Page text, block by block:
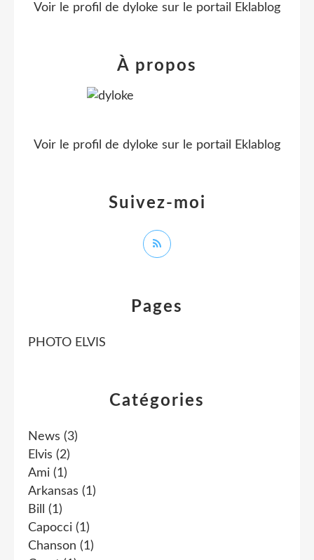
Catégories
News (3)
Elvis (2)
Ami (1)
Arkansas (1)
Bill
(1)
Capocci (1)
Chanson (1)
Pages
PHOTO ELVIS
Voir le profil de dyloke sur le portail Eklablog
Suivez-moi
À propos
Voir le profil de dyloke sur le portail Eklablog